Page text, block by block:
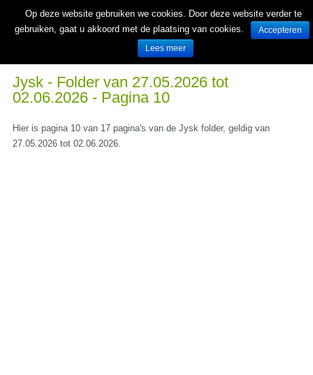
Wekelijks nieuwe folders van Nederlandse supermarkten en winkels
Jysk - Folder van 27.05.2026 tot
02.06.2026 - Pagina 10
Hier is pagina 10 van 17 pagina's van de Jysk folder, geldig van
27.05.2026 tot 02.06.2026.
Op deze website gebruiken we cookies. Door deze website verder te
gebruiken, gaat u akkoord met de plaatsing van cookies.
Accepteren
Lees meer